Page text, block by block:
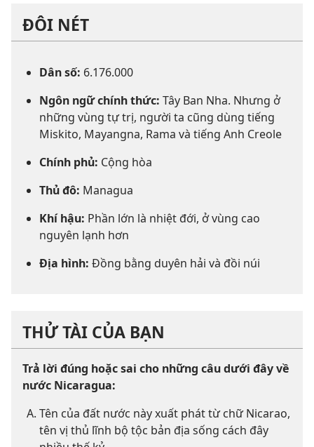
ĐÔI NÉT
Dân số: 6.176.000
Ngôn ngữ chính thức: Tây Ban Nha. Nhưng ở
những vùng tự trị, người ta cũng dùng tiếng
Miskito, Mayangna, Rama và tiếng Anh Creole
Chính phủ: Cộng hòa
Thủ đô: Managua
Khí hậu: Phần lớn là nhiệt đới, ở vùng cao
nguyên lạnh hơn
Địa hình: Đồng bằng duyên hải và đồi núi
THỬ TÀI CỦA BẠN
Trả lời đúng hoặc sai cho những câu dưới đây về
nước Nicaragua:
Tên của đất nước này xuất phát từ chữ Nicarao,
tên vị thủ lĩnh bộ tộc bản địa sống cách đây